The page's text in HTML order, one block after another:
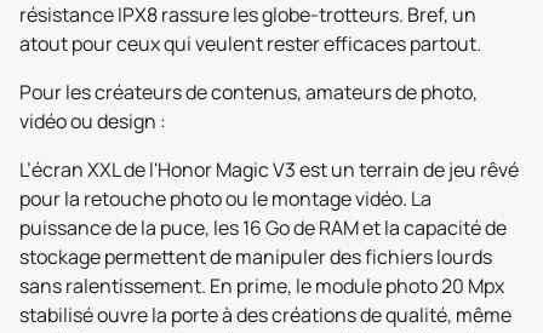
résistance IPX8 rassure les globe-trotteurs. Bref, un
atout pour ceux qui veulent rester efficaces partout.
Pour les créateurs de contenus, amateurs de photo,
vidéo ou design :
L’écran XXL de l'Honor Magic V3 est un terrain de jeu rêvé
pour la retouche photo ou le montage vidéo. La
puissance de la puce, les 16 Go de RAM et la capacité de
stockage permettent de manipuler des fichiers lourds
sans ralentissement. En prime, le module photo 20 Mpx
stabilisé ouvre la porte à des créations de qualité, même